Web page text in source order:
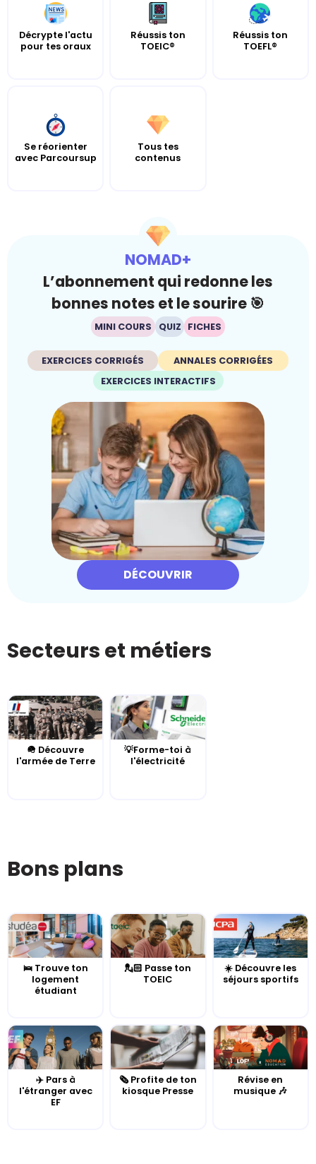
Décrypte l'actu
pour tes oraux
Réussis ton
TOEIC®
Réussis ton
TOEFL®
Se réorienter
avec Parcoursup
Tous tes
contenus
NOMAD+
L’abonnement qui redonne les
bonnes notes et le sourire 🎯
MINI COURS QUIZ FICHES
EXERCICES CORRIGÉS
ANNALES CORRIGÉES
EXERCICES INTERACTIFS
DÉCOUVRIR
Secteurs et métiers
🪖 Découvre
l'armée de Terre
💡Forme-toi à
l'électricité
Bons plans
🛌 Trouve ton
logement
étudiant
💂🏻 Passe ton
TOEIC
☀️ Découvre les
séjours sportifs
✈️ Pars à
l'étranger avec
EF
🗞️ Profite de ton
kiosque Presse
Révise en
musique 🎶